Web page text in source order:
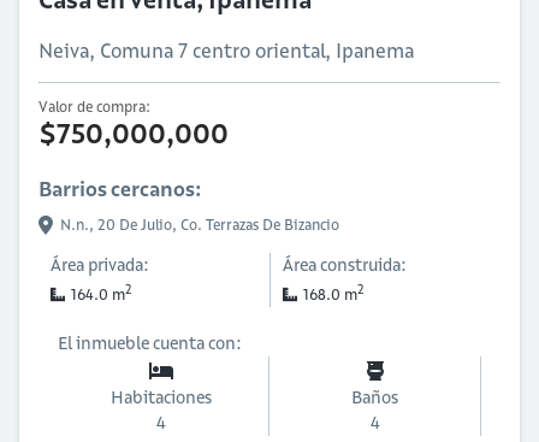
Neiva, Comuna 7 centro oriental, Ipanema
Valor de compra:
$750,000,000
Barrios cercanos:
N.n., 20 De Julio, Co. Terrazas De Bizancio
Área privada:
164.0 m2
Área construida:
168.0 m2
El inmueble cuenta con:
Habitaciones
4
Baños
4